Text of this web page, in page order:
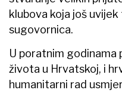
klubova koja još
sugovornica.
U poratnim godinama
života u Hrvatskoj, i
humanitarni rad